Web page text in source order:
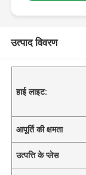
उत्पाद विवरण
हाई लाइट:
आपूर्ति की क्षमता
उत्पत्ति के प्लेस